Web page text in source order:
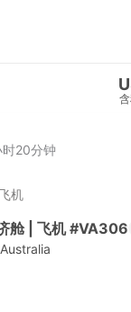
时20分钟
机
舱 | 飞机 #VA306